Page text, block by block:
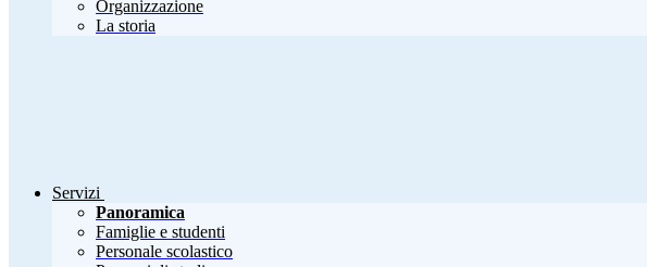
Organizzazione
La storia
Servizi
Panoramica
Famiglie e studenti
Personale scolastico